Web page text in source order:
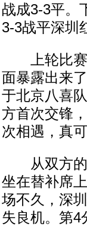
战成3-3平。
3-3战平深圳
上轮比赛
面暴露出来
于北京八喜
方首次交锋
次相遇，真
从双方的
坐在替补席
场不久，深
失良机。第4